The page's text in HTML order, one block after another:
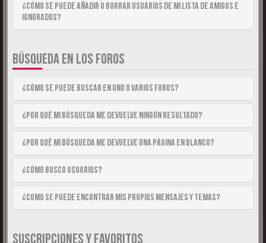
¿Cómo se puede añadir o borrar usuarios de mi lista de Amigos e
Ignorados?
BÚSQUEDA EN LOS FOROS
¿Cómo se puede buscar en uno o varios foros?
¿Por qué mi búsqueda me devuelve ningún resultado?
¿Por qué mi búsqueda me devuelve una página en blanco?
¿Cómo busco usuarios?
¿Como se puede encontrar mis propios mensajes y temas?
SUSCRIPCIONES Y FAVORITOS